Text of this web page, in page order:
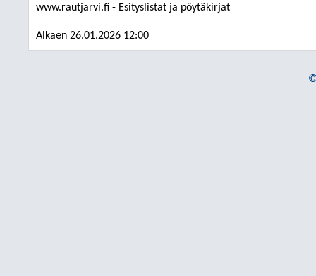
www.rautjarvi.fi - Esityslistat ja pöytäkirjat
Alkaen 26.01.2026 12:00